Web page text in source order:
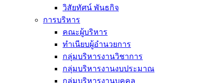
วิสัยทัศน์ พันธกิจ
การบริหาร
คณะผู้บริหาร
ทำเนียบผู้อำนวยการ
กลุ่มบริหารงานวิชาการ
กลุ่มบริหารงานงบประมาณ
กลุ่มบริหารงานบุคคล